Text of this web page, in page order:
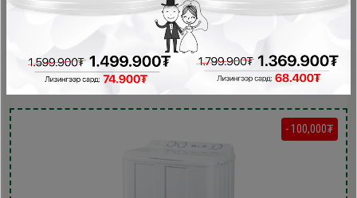
399,900₮
- 100,000₮